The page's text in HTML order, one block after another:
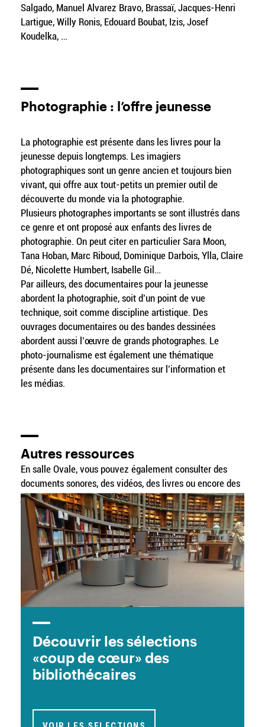
Salgado, Manuel Alvarez Bravo, Brassaï, Jacques-Henri
Lartigue, Willy Ronis, Edouard Boubat, Izis, Josef
Koudelka, …
Photographie : l’offre jeunesse
La photographie est présente dans les livres pour la
jeunesse depuis longtemps. Les imagiers
photographiques sont un genre ancien et toujours bien
vivant, qui offre aux tout-petits un premier outil de
découverte du monde via la photographie.
Plusieurs photographes importants se sont illustrés dans
ce genre et ont proposé aux enfants des livres de
photographie. On peut citer en particulier Sara Moon,
Tana Hoban, Marc Riboud, Dominique Darbois, Ylla, Claire
Dé, Nicolette Humbert, Isabelle Gil…
Par ailleurs, des documentaires pour la jeunesse
abordent la photographie, soit d’un point de vue
technique, soit comme discipline artistique. Des
ouvrages documentaires ou des bandes dessinées
abordent aussi l’œuvre de grands photographes. Le
photo-journalisme est également une thématique
présente dans les documentaires sur l’information et
les médias.
Autres ressources
En salle Ovale, vous pouvez également consulter des
documents sonores, des vidéos, des livres ou encore des
jeux vidéos en libre accès. Des dispositifs complètent les
collections disponibles et permettent d’approfondir
vos connaissances.
EN SAVOIR PLUS
Découvrir les sélections
«coup de cœur» des
bibliothécaires